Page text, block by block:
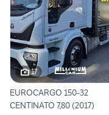
17
EUROCARGO 150-32
CENTINATO 7,80 (2017)